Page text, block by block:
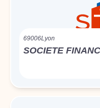
69006Lyon
SOCIETE